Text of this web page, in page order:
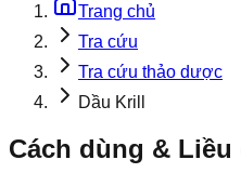
Trang chủ
Tra cứu
Tra cứu thảo dược
Dầu Krill
Cách dùng & Liều